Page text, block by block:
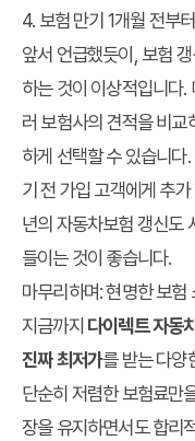
4. 보험 만기 1개월 전부
앞서 언급했듯이, 보험
하는 것이 이상적입니다.
러 보험사의 견적을 비
하게 선택할 수 있습니다
기 전 가입 고객에게 추
년의 자동차보험 갱신도
들이는 것이 좋습니다.
마무리하며: 현명한 보험
지금까지 다이렉트 자동
진짜 최저가를 받는 다양
단순히 저렴한 보험료만
장을 유지하면서도 합리